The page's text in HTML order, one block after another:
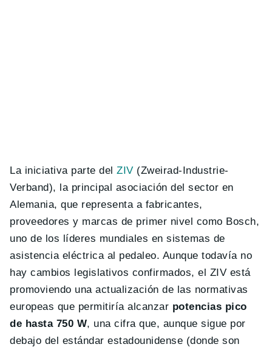
La iniciativa parte delZIV (Zweirad-Industrie-
Verband), la principal asociación del sector en
Alemania, que representa a fabricantes,
proveedores y marcas de primer nivel como Bosch,
uno de los líderes mundiales en sistemas de
asistencia eléctrica al pedaleo. Aunque todavía no
hay cambios legislativos confirmados, el ZIV está
promoviendo una actualización de las normativas
europeas que permitiría alcanzar potencias pico
de hasta 750 W, una cifra que, aunque sigue por
debajo del estándar estadounidense (donde son